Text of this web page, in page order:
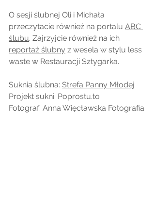
O sesji ślubnej Oli i Michała
przeczytacie również na portalu ABC
ślubu. Zajrzyjcie również na ich
reportaż ślubny z wesela w stylu less
waste w Restauracji Sztygarka.
Suknia ślubna: Strefa Panny Młodej
Projekt sukni: Poprostu.to
Fotograf: Anna Więcławska Fotografia